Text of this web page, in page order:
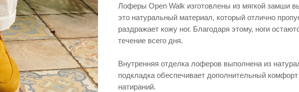
Лоферы Open Walk изготовлены из мягкой замши
это натуральный материал, который отлично
раздражает кожу ног. Благодаря этому, ноги
течение всего дня.
Внутренняя отделка лоферов выполнена из
подкладка обеспечивает дополнительный
натираний.